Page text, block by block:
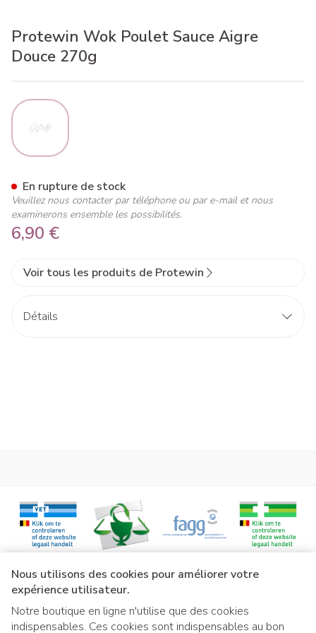
Nous utilisons des cookies pour améliorer votre
expérience utilisateur.
Notre boutique en ligne n'utilise que des cookies
indispensables. Ces cookies sont indispensables au bon
Protewin Wok Poulet Sauce Aigre
Douce 270g
View larger image
6,90 €
En rupture de stock
Veuillez nous contacter par téléphone ou par e-mail et nous
examinerons ensemble les possibilités.
Voir tous les produits de Protewin
Détails
Liens légaux